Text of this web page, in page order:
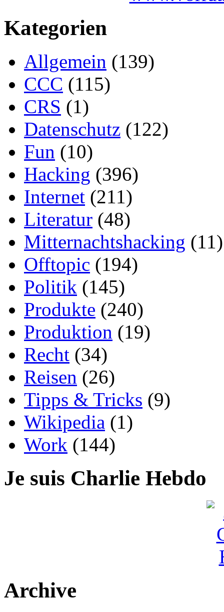
Kategorien
Allgemein (139)
CCC (115)
CRS (1)
Datenschutz (122)
Fun (10)
Hacking (396)
Internet (211)
Literatur (48)
Mitternachtshacking (11)
Offtopic (194)
Politik (145)
Produkte (240)
Produktion (19)
Recht (34)
Reisen (26)
Tipps & Tricks (9)
Wikipedia (1)
Work (144)
Je suis Charlie Hebdo
Archive